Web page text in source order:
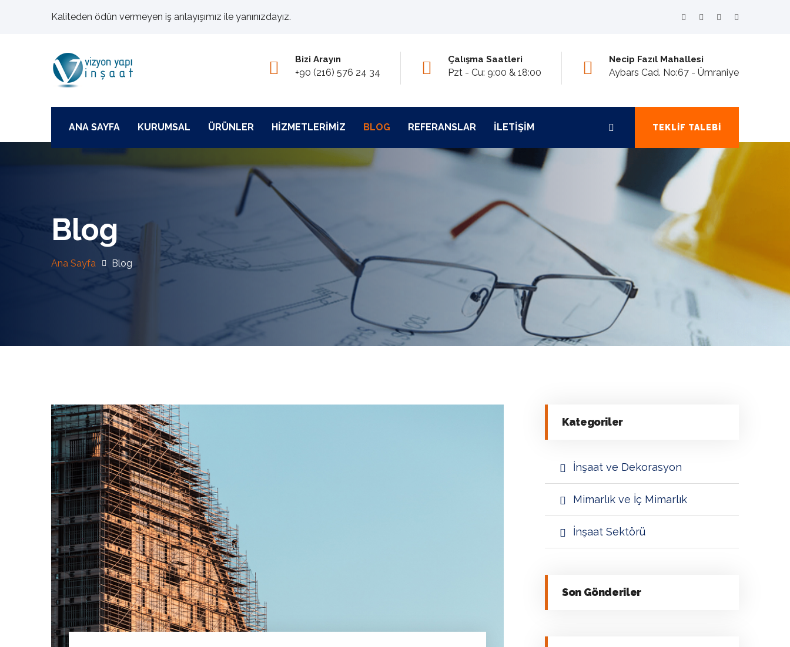
Kaliteden ödün vermeyen iş anlayışımız ile yanınızdayız.
Bizi Arayın
+90 (216) 576 24 34
Çalışma Saatleri
Pzt - Cu: 9:00 & 18:00
Necip Fazıl Mahallesi
Aybars Cad. No:67 - Ümraniye
ANA SAYFA KURUMSAL ÜRÜNLER HIZMETLERIMIZ BLOG REFERANSLAR İLETIŞIM TEKLIF TALEBI
Blog
Ana Sayfa Blog
Kategoriler
İnşaat ve Dekorasyon
Mimarlık ve İç Mimarlık
İnşaat Sektörü
Son Gönderiler